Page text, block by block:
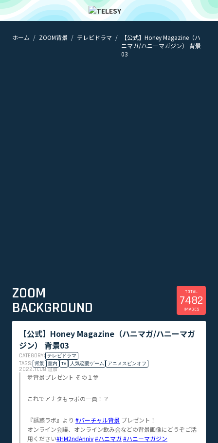
ホーム
ニュース
コラム
ホーム ZOOM背景 テレビドラマ
【公式】Honey Magazine（ハ
ニマガ/ハニーマガジン） 背景
03
ZOOM
BACKGROUND
TOTAL
7482
IMAGES
【公式】Honey Magazine（ハニマガ/ハニーマガ
ジン） 背景03
CATEGORY: テレビドラマ
TAGS: 背景 室内 TV 人気恋愛ゲーム アニメスピンオフ
2022.11.08追加
🎊背景プレゼント その１🎊
これでアナタもラボの一員！？
『誘惑ラボ』より #バーチャル背景 プレゼント！
オンライン会議、オンライン飲み会などの背景画像にどうぞご活
用ください#HM2ndAnniv#ハニマガ#ハニーマガジン